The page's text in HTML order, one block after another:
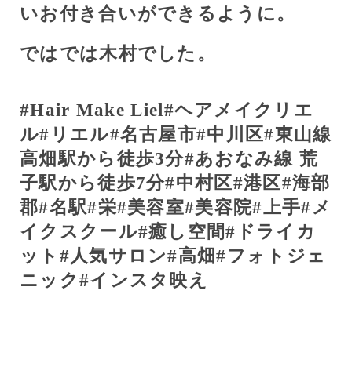
いお付き合いができるように。
ではでは木村でした。
#Hair Make Liel#ヘアメイクリエ
ル# リエル#名古屋市#中川区#東山線
高畑駅から徒歩3分#あおなみ線 荒
子駅から徒歩7分#中村区#港区#海部
郡#名駅#栄#美容室#美容院#上手# メ
イクスクール#癒し空間# ドライカ
ット # 人気サロン#高畑#フォトジェ
ニック #インスタ映え